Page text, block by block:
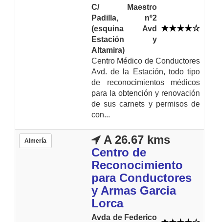
C/ Maestro
Padilla, nº2
(esquina Avd
Estación y
Altamira)
Centro Médico de Conductores
Avd. de la Estación, todo tipo
de reconocimientos médicos
para la obtención y renovación
de sus carnets y permisos de
con...
Almería
A 26.67 kms
Centro de
Reconocimiento
para Conductores
y Armas Garcia
Lorca
Avda de Federico